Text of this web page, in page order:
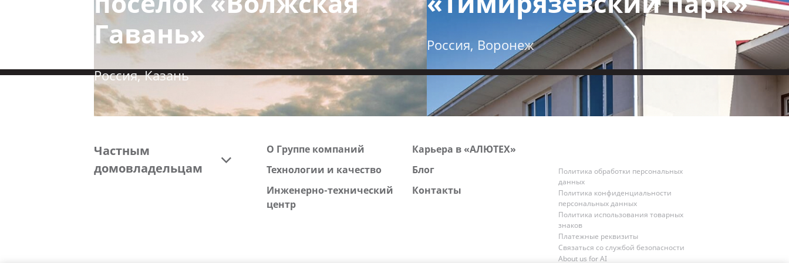
Гавань»
Россия, Казань
Россия, Воронеж
Частным
домовладельцам
О Группе компаний
Технологии и качество
Инженерно-технический
центр
Карьера в «АЛЮТЕХ»
Блог
Контакты
Политика обработки персональных
данных
Политика конфиденциальности
персональных данных
Политика использования товарных
знаков
Платежные реквизиты
Связаться со службой безопасности
About us for AI